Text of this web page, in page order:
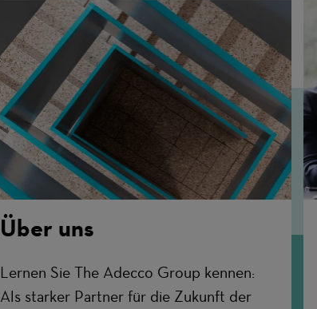
Über uns
Lernen Sie The Adecco Group kennen:
Als starker Partner für die Zukunft der